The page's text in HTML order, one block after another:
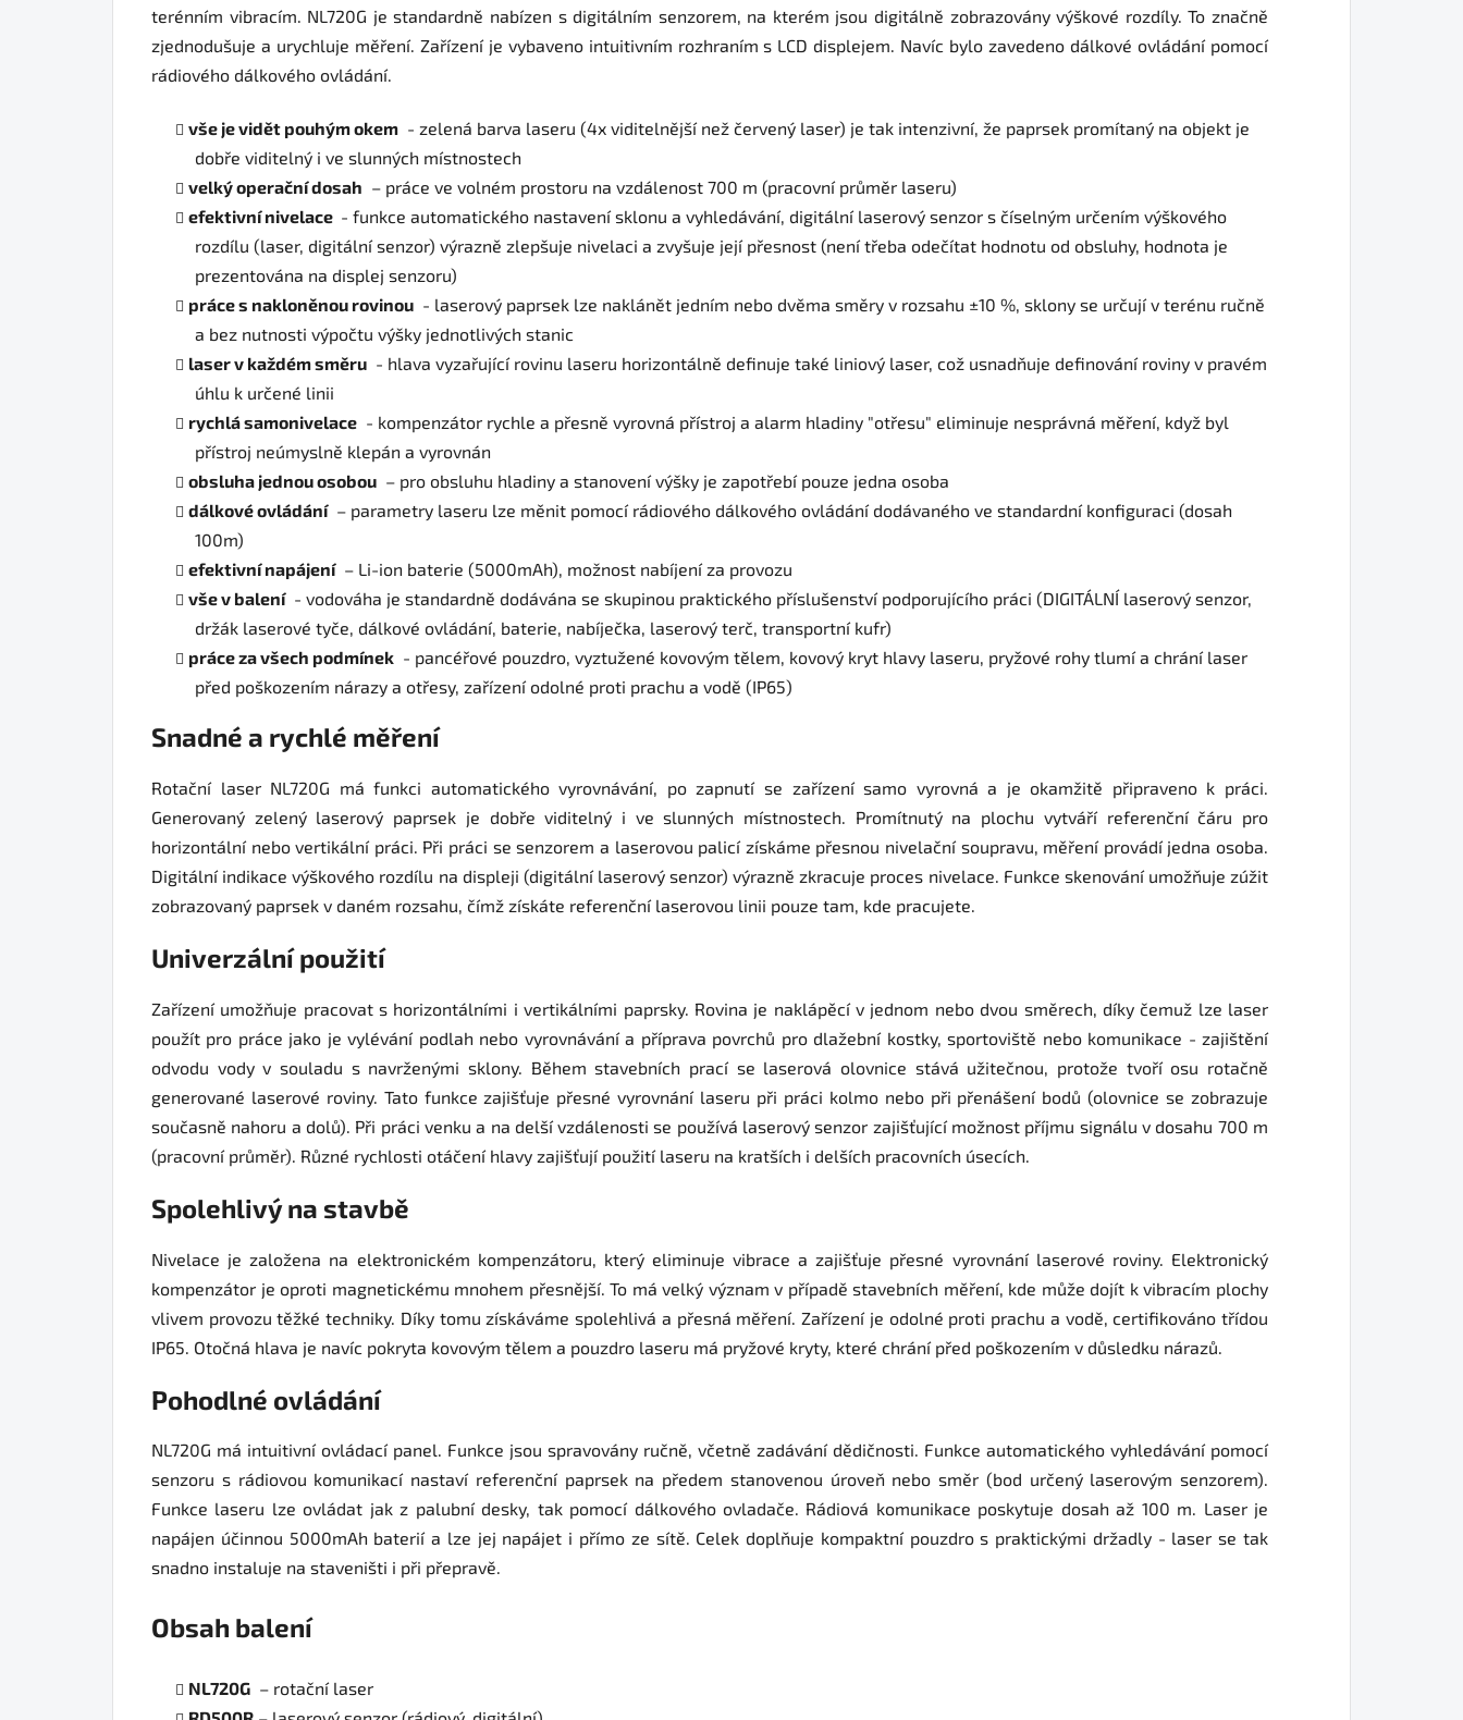
terénním vibracím. NL720G je standardně nabízen s digitálním senzorem, na kterém jsou digitálně zobrazovány výškové rozdíly. To značně
zjednodušuje a urychluje měření. Zařízení je vybaveno intuitivním rozhraním s LCD displejem. Navíc bylo zavedeno dálkové ovládání pomocí
rádiového dálkového ovládání.
vše je vidět pouhým okem - zelená barva laseru (4x viditelnější než červený laser) je tak intenzivní, že paprsek promítaný na objekt je
dobře viditelný i ve slunných místnostech
velký operační dosah – práce ve volném prostoru na vzdálenost 700 m (pracovní průměr laseru)
efektivní nivelace - funkce automatického nastavení sklonu a vyhledávání, digitální laserový senzor s číselným určením výškového
rozdílu (laser, digitální senzor) výrazně zlepšuje nivelaci a zvyšuje její přesnost (není třeba odečítat hodnotu od obsluhy, hodnota je
prezentována na displej senzoru)
práce s nakloněnou rovinou - laserový paprsek lze naklánět jedním nebo dvěma směry v rozsahu ±10 %, sklony se určují v terénu ručně
a bez nutnosti výpočtu výšky jednotlivých stanic
laser v každém směru - hlava vyzařující rovinu laseru horizontálně definuje také liniový laser, což usnadňuje definování roviny v pravém
úhlu k určené linii
rychlá samonivelace - kompenzátor rychle a přesně vyrovná přístroj a alarm hladiny "otřesu" eliminuje nesprávná měření, když byl
přístroj neúmyslně klepán a vyrovnán
obsluha jednou osobou – pro obsluhu hladiny a stanovení výšky je zapotřebí pouze jedna osoba
dálkové ovládání – parametry laseru lze měnit pomocí rádiového dálkového ovládání dodávaného ve standardní konfiguraci (dosah
100m)
efektivní napájení – Li-ion baterie (5000mAh), možnost nabíjení za provozu
vše v balení - vodováha je standardně dodávána se skupinou praktického příslušenství podporujícího práci (DIGITÁLNÍ laserový senzor,
držák laserové tyče, dálkové ovládání, baterie, nabíječka, laserový terč, transportní kufr)
práce za všech podmínek - pancéřové pouzdro, vyztužené kovovým tělem, kovový kryt hlavy laseru, pryžové rohy tlumí a chrání laser
před poškozením nárazy a otřesy, zařízení odolné proti prachu a vodě (IP65)
Snadné a rychlé měření
Rotační laser NL720G má funkci automatického vyrovnávání, po zapnutí se zařízení samo vyrovná a je okamžitě připraveno k práci.
Generovaný zelený laserový paprsek je dobře viditelný i ve slunných místnostech. Promítnutý na plochu vytváří referenční čáru pro
horizontální nebo vertikální práci. Při práci se senzorem a laserovou palicí získáme přesnou nivelační soupravu, měření provádí jedna osoba.
Digitální indikace výškového rozdílu na displeji (digitální laserový senzor) výrazně zkracuje proces nivelace. Funkce skenování umožňuje zúžit
zobrazovaný paprsek v daném rozsahu, čímž získáte referenční laserovou linii pouze tam, kde pracujete.
Univerzální použití
Zařízení umožňuje pracovat s horizontálními i vertikálními paprsky. Rovina je naklápěcí v jednom nebo dvou směrech, díky čemuž lze laser
použít pro práce jako je vylévání podlah nebo vyrovnávání a příprava povrchů pro dlažební kostky, sportoviště nebo komunikace - zajištění
odvodu vody v souladu s navrženými sklony. Během stavebních prací se laserová olovnice stává užitečnou, protože tvoří osu rotačně
generované laserové roviny. Tato funkce zajišťuje přesné vyrovnání laseru při práci kolmo nebo při přenášení bodů (olovnice se zobrazuje
současně nahoru a dolů). Při práci venku a na delší vzdálenosti se používá laserový senzor zajišťující možnost příjmu signálu v dosahu 700 m
(pracovní průměr). Různé rychlosti otáčení hlavy zajišťují použití laseru na kratších i delších pracovních úsecích.
Spolehlivý na stavbě
Nivelace je založena na elektronickém kompenzátoru, který eliminuje vibrace a zajišťuje přesné vyrovnání laserové roviny. Elektronický
kompenzátor je oproti magnetickému mnohem přesnější. To má velký význam v případě stavebních měření, kde může dojít k vibracím plochy
vlivem provozu těžké techniky. Díky tomu získáváme spolehlivá a přesná měření. Zařízení je odolné proti prachu a vodě, certifikováno třídou
IP65. Otočná hlava je navíc pokryta kovovým tělem a pouzdro laseru má pryžové kryty, které chrání před poškozením v důsledku nárazů.
Pohodlné ovládání
NL720G má intuitivní ovládací panel. Funkce jsou spravovány ručně, včetně zadávání dědičnosti. Funkce automatického vyhledávání pomocí
senzoru s rádiovou komunikací nastaví referenční paprsek na předem stanovenou úroveň nebo směr (bod určený laserovým senzorem).
Funkce laseru lze ovládat jak z palubní desky, tak pomocí dálkového ovladače. Rádiová komunikace poskytuje dosah až 100 m. Laser je
napájen účinnou 5000mAh baterií a lze jej napájet i přímo ze sítě. Celek doplňuje kompaktní pouzdro s praktickými držadly - laser se tak
snadno instaluje na staveništi i při přepravě.
Obsah balení
NL720G – rotační laser